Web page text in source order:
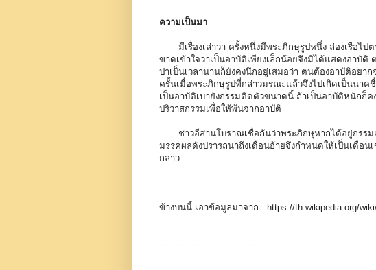
ความเป็นมา
มีเรื่องเล่าว่า ครั้งหนึ่งมีพระภิกษุรูปหนึ่ง ล่องเรือไป
ขาดเข้าใจว่าเป็นอาบัติเพียงเล็กน้อยจึงมิได้แสดงอาบั
ป่าเป็นเวลานานก็ยังคงนึกอยู่เสมอว่า ตนต้องอาบัติอย
ครั้นเมื่อพระภิกษุรูปที่กล่าวมรณะแล้วจึงไปเกิดเป็นนาค
เป็นอาบัติเบายังกรรมติดตัวขนาดนี้ ถ้าเป็นอาบัติหนักก็
ปริวาสกรรมเพื่อให้พ้นจากอาบัติ
ชาวอีสานโบราณเชื่อกันว่าพระภิกษุหากได้อยู่กรรม
มรรคผลดังปรารถนาถึงเดือนอ้ายจึงกำหนดให้เป็นเดือน
กล่าว
ข้างบนนี้ เอาข้อมูลมาจาก : https://th.wikipedia.org/
- - - - - - - - - - - - - - - - - - -